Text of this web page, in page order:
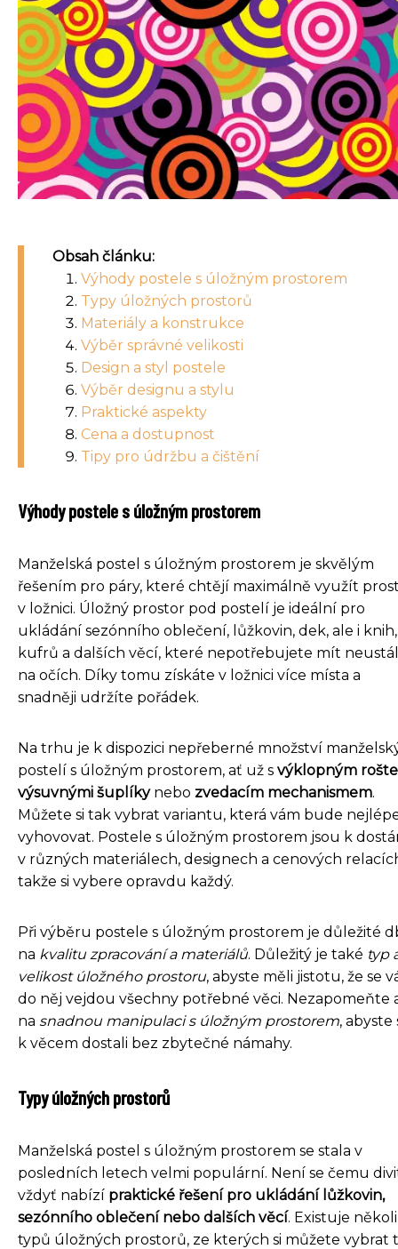
Obsah článku:
Výhody postele s úložným prostorem
Typy úložných prostorů
Materiály a konstrukce
Výběr správné velikosti
Design a styl postele
Výběr designu a stylu
Praktické aspekty
Cena a dostupnost
Tipy pro údržbu a čištění
Výhody postele s úložným prostorem
Manželská postel s úložným prostorem je skvělým
řešením pro páry, které chtějí maximálně využít
v ložnici. Úložný prostor pod postelí je ideální pro
ukládání sezónního oblečení, lůžkovin, dek, ale i knih,
kufrů a dalších věcí, které nepotřebujete mít
na očích. Díky tomu získáte v ložnici více místa a
snadněji udržíte pořádek.
Na trhu je k dispozici nepřeberné množství
postelí s úložným prostorem, ať už s výklopným
výsuvnými šuplíkynebo zvedacím mechanismem.
Můžete si tak vybrat variantu, která vám bude
vyhovovat. Postele s úložným prostorem jsou k
v různých materiálech, designech a cenových
takže si vybere opravdu každý.
Při výběru postele s úložným prostorem je důležité
na kvalitu zpracování a materiálů. Důležitý je také typ
velikost úložného prostoru, abyste měli jistotu, že se
do něj vejdou všechny potřebné věci. Nezapomeňte
na snadnou manipulaci s úložným prostorem, abyste
k věcem dostali bez zbytečné námahy.
Typy úložných prostorů
Manželská postel s úložným prostorem se stala v
posledních letech velmi populární. Není se čemu
vždyť nabízí praktické řešení pro ukládání lůžkovin,
sezónního oblečení nebo dalších věcí. Existuje
typů úložných prostorů, ze kterých si můžete vybrat